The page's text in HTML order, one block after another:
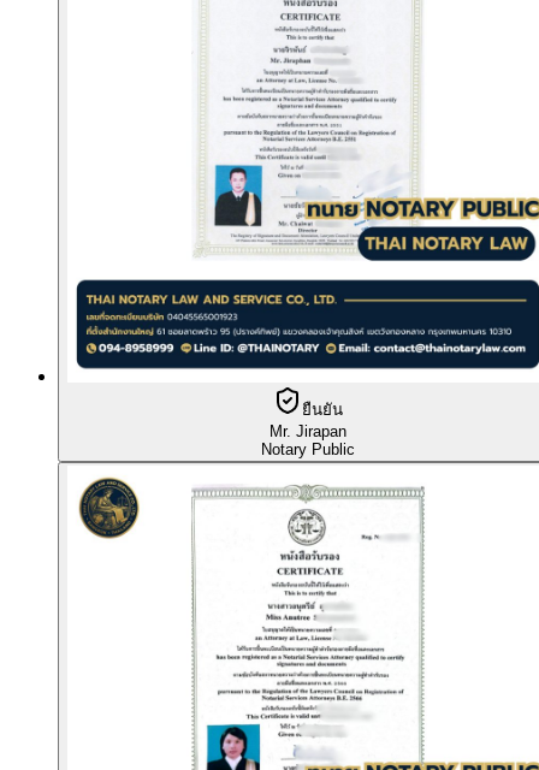
ยืนยัน
Mr. Jirapan
Notary Public